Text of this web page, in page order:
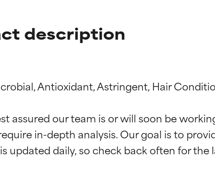
description
Antioxidant, Astringent, Hair
assured our team is or will soon be
in-depth analysis. Our goal is to
da studi indipendenti. Ingrediente attivo eccezionale
da studi indipendenti. Ingrediente attivo eccezionale